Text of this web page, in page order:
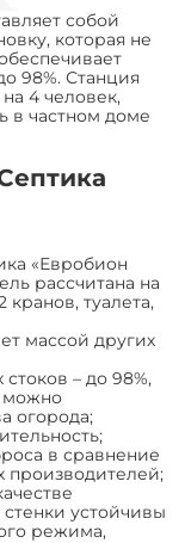
собой
которая не
98%. Станция
4 человек,
в частном доме
«Евробион
рассчитана на
туалета,
массой других
– до 98%,
можно
огорода;
в сравнение
производителей;
устойчивы
режима,